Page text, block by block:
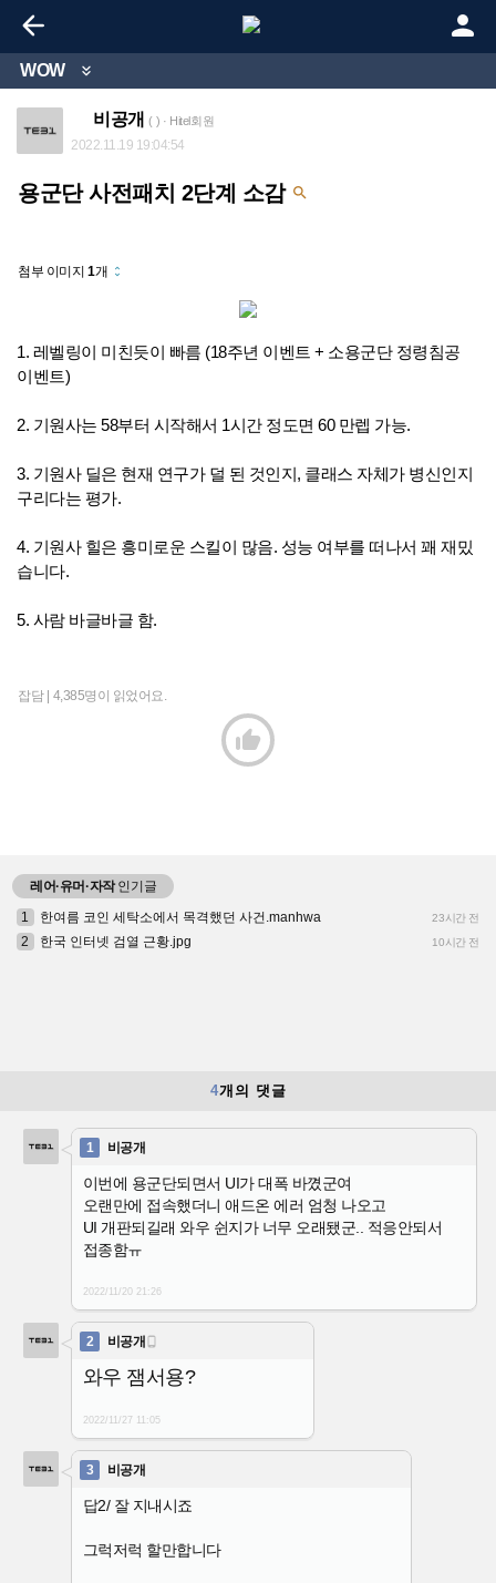
 
WOW 
비공개 ( ) · Hitel회원
2022.11.19 19:04:54
용군단 사전패치 2단계 소감 
첨부 이미지1개 unfold_more
1. 레벨링이 미친듯이 빠름 (18주년 이벤트 + 소용군단 정령침공
이벤트)
2. 기원사는 58부터 시작해서 1시간 정도면 60 만렙 가능.
3. 기원사 딜은 현재 연구가 덜 된 것인지, 클래스 자체가 병신인지
구리다는 평가.
4. 기원사 힐은 흥미로운 스킬이 많음. 성능 여부를 떠나서 꽤 재밌
습니다.
5. 사람 바글바글 함.
잡담 | 4,385명이 읽었어요.

레어·유머·자작인기글
1
한여름 코인 세탁소에서 목격했던 사건.manhwa 23시간 전
2 한국 인터넷 검열 근황.jpg 10시간 전
4개의 댓글
1 비공개
이번에 용군단되면서 UI가 대폭 바꼈군여
오랜만에 접속했더니 애드온 에러 엄청 나오고
UI 개판되길래 와우 쉰지가 너무 오래됐군.. 적응안되서
접종함ㅠ
2022/11/2021:26
2 비공개 
와우 잼서용?
2022/11/2711:05
3 비공개
답2/ 잘 지내시죠
그럭저럭 할만합니다